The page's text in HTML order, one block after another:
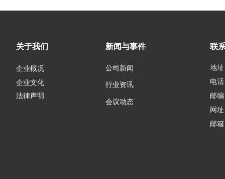
新闻与事件 联
地
电
邮
网
邮
关于我们
企业概况
企业文化
公司新闻
行业资讯
会议动态
法律声明